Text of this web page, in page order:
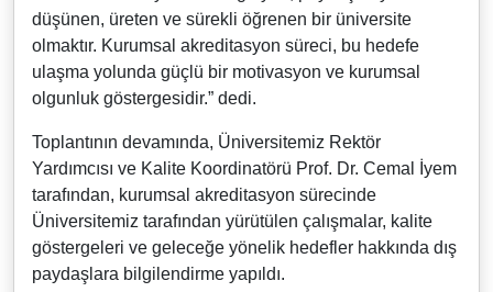
düşünen, üreten ve sürekli öğrenen bir üniversite
olmaktır. Kurumsal akreditasyon süreci, bu hedefe
ulaşma yolunda güçlü bir motivasyon ve kurumsal
olgunluk göstergesidir.” dedi.
Toplantının devamında, Üniversitemiz Rektör
Yardımcısı ve Kalite Koordinatörü Prof. Dr. Cemal İyem
tarafından, kurumsal akreditasyon sürecinde
Üniversitemiz tarafından yürütülen çalışmalar, kalite
göstergeleri ve geleceğe yönelik hedefler hakkında dış
paydaşlara bilgilendirme yapıldı.